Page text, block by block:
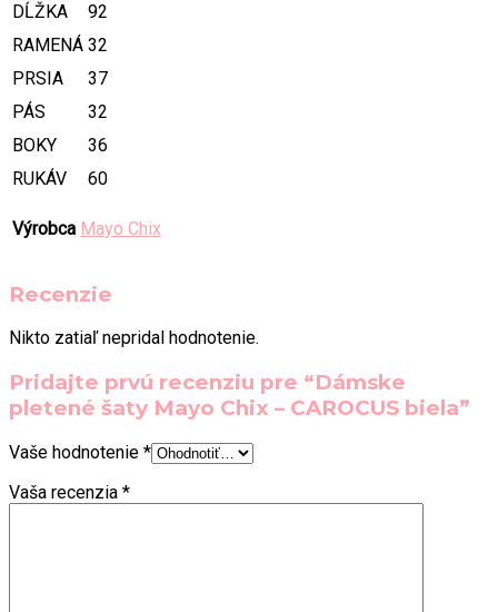
DĹŽKA
92
RAMENÁ 32
PRSIA
37
PÁS
32
BOKY
36
RUKÁV
60
Výrobca Mayo Chix
Recenzie
Nikto zatiaľ nepridal hodnotenie.
Pridajte prvú recenziu pre “Dámske
pletené šaty Mayo Chix – CAROCUS biela”
Vaše hodnotenie *
Vaša recenzia *